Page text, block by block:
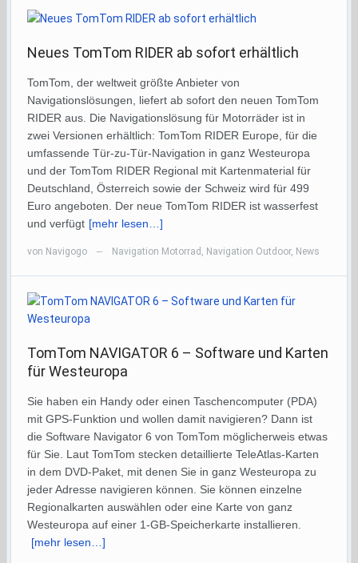
Neues TomTom RIDER ab sofort erhältlich
TomTom, der weltweit größte Anbieter von
Navigationslösungen, liefert ab sofort den neuen TomTom
RIDER aus. Die Navigationslösung für Motorräder ist in
zwei Versionen erhältlich: TomTom RIDER Europe, für die
umfassende Tür-zu-Tür-Navigation in ganz Westeuropa
und der TomTom RIDER Regional mit Kartenmaterial für
Deutschland, Österreich sowie der Schweiz wird für 499
Euro angeboten. Der neue TomTom RIDER ist wasserfest
und verfügt [mehr lesen…]
von Navigogo — Navigation Motorrad , Navigation Outdoor, News
TomTom NAVIGATOR 6 – Software und Karten
für Westeuropa
Sie haben ein Handy oder einen Taschencomputer (PDA)
mit GPS-Funktion und wollen damit navigieren? Dann ist
die Software Navigator 6 von TomTom möglicherweis etwas
für Sie. Laut TomTom stecken detaillierte TeleAtlas-Karten
in dem DVD-Paket, mit denen Sie in ganz Westeuropa zu
jeder Adresse navigieren können. Sie können einzelne
Regionalkarten auswählen oder eine Karte von ganz
Westeuropa auf einer 1-GB-Speicherkarte installieren.
[mehr lesen…]